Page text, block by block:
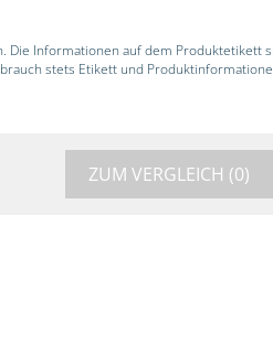
Die Informationen auf dem Produktetikett
stets Etikett und
ZUM VERGLEICH (0)